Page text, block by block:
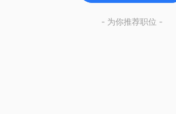
- 为你推荐职位 -